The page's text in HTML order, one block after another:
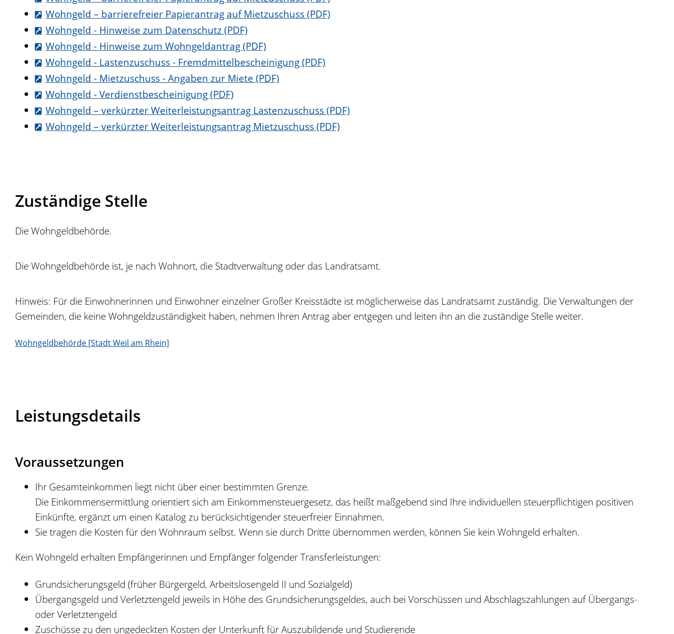
Wohngeld – barrierefreier Papierantrag auf Mietzuschuss (PDF)
Wohngeld - Hinweise zum Datenschutz (PDF)
Wohngeld - Hinweise zum Wohngeldantrag (PDF)
Wohngeld - Lastenzuschuss - Fremdmittelbescheinigung (PDF)
Wohngeld - Mietzuschuss - Angaben zur Miete (PDF)
Wohngeld - Verdienstbescheinigung (PDF)
Wohngeld – verkürzter Weiterleistungsantrag Lastenzuschuss (PDF)
Wohngeld – verkürzter Weiterleistungsantrag Mietzuschuss (PDF)
Zuständige Stelle
Die Wohngeldbehörde.
Die Wohngeldbehörde ist, je nach Wohnort, die Stadtverwaltung oder das Landratsamt.
Hinweis: Für die Einwohnerinnen und Einwohner einzelner Großer Kreisstädte ist möglicherweise das Landratsamt zuständig. Die Verwaltungen der
Gemeinden, die keine Wohngeldzuständigkeit haben, nehmen Ihren Antrag aber entgegen und leiten ihn an die zuständige Stelle weiter.
Wohngeldbehörde [Stadt Weil am Rhein]
Leistungsdetails
Voraussetzungen
Ihr Gesamteinkommen liegt nicht über einer bestimmten Grenze.
Die Einkommensermittlung orientiert sich am Einkommensteuergesetz, das heißt maßgebend sind Ihre individuellen steuerpflichtigen positiven
Einkünfte, ergänzt um einen Katalog zu berücksichtigender steuerfreier Einnahmen.
Sie tragen die Kosten für den Wohnraum selbst. Wenn sie durch Dritte übernommen werden, können Sie kein Wohngeld erhalten.
Kein Wohngeld erhalten Empfängerinnen und Empfänger folgender Transferleistungen:
Grundsicherungsgeld (früher Bürgergeld, Arbeitslosengeld II und Sozialgeld)
Übergangsgeld und Verletztengeld jeweils in Höhe des Grundsicherungsgeldes, auch bei Vorschüssen und Abschlagszahlungen auf Übergangs-
oder Verletztengeld
Zuschüsse zu den ungedeckten Kosten der Unterkunft für Auszubildende und Studierende